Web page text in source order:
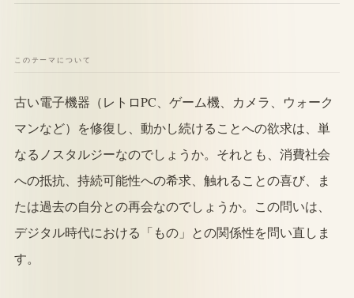
このテーマについて
古い電子機器（レトロPC、ゲーム機、カメラ、ウォーク
マンなど）を修復し、動かし続けることへの欲求は、単
なるノスタルジーなのでしょうか。それとも、消費社会
への抵抗、持続可能性への希求、触れることの喜び、ま
たは過去の自分との再会なのでしょうか。この問いは、
デジタル時代における「もの」との関係性を問い直しま
す。